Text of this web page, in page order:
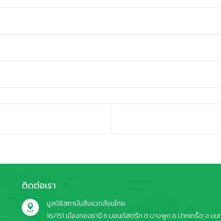
ติดต่อเรา
มูลนิธิสถาบันสิ่งแวดล้อมไทย
16/151 เมืองทองธานี ถ.บอนด์สตรีท ต.บางพูด อ.ปากเกร็ด จ.นน